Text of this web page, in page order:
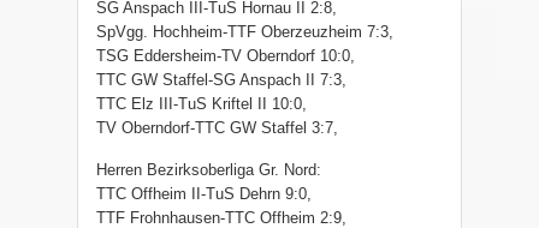
SG Anspach III-TuS Hornau II 2:8,
SpVgg. Hochheim-TTF Oberzeuzheim 7:3,
TSG Eddersheim-TV Oberndorf 10:0,
TTC GW Staffel-SG Anspach II 7:3,
TTC Elz III-TuS Kriftel II 10:0,
TV Oberndorf-TTC GW Staffel 3:7,
Herren Bezirksoberliga Gr. Nord:
TTC Offheim II-TuS Dehrn 9:0,
TTF Frohnhausen-TTC Offheim 2:9,